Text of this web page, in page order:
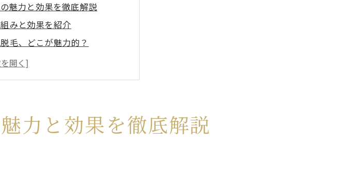
魅力と効果を徹底解説
みと効果を紹介
毛、どこが魅力的？
に体験した人の声
IPL脱毛の優位性
ぶ理由とは？
IPL脱毛の基本とは
力と効果を徹底解説